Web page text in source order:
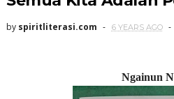
by spiritliterasi.com 6 YEARS AGO
Ngainun